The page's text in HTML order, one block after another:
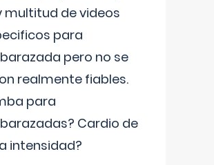
multitud de videos
para
pero no se
realmente fiables.
para
Cardio de
intensidad?